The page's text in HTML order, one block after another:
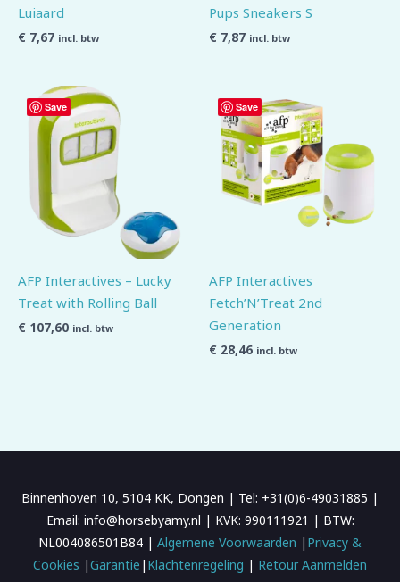
Luiaard
€ 7,67 incl. btw
Pups Sneakers S
€ 7,87 incl. btw
Save
AFP Interactives – Lucky
Treat with Rolling Ball
€ 107,60 incl. btw
Save
AFP Interactives
Fetch’N’Treat 2nd
Generation
€ 28,46 incl. btw
Binnenhoven 10, 5104 KK, Dongen | Tel: +31(0)6-49031885 |
Email: info@horsebyamy.nl | KVK: 990111921 | BTW:
NL004086501B84 | Algemene Voorwaarden | Privacy &
Cookies |Garantie | Klachtenregeling | Retour Aanmelden